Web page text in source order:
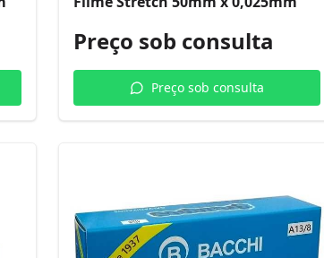
Preço sob consulta
Preço sob consulta